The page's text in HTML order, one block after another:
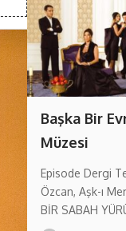
Başka Bir
Müzesi
Episode Dergi
Özcan, Aşk-ı
BİR SABAH